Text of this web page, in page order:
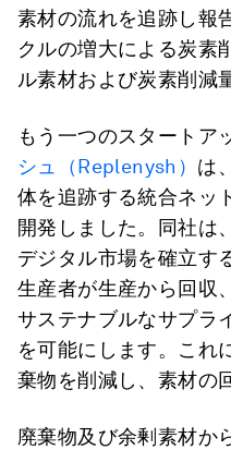
素材の流れを追跡し報
クルの増大による炭素
ル素材および炭素削減
もう一つのスタートア
シュ（Replenysh） は
体を追跡する統合ネッ
開発しました。同社は
デジタル市場を確立す
生産者が生産から回収
サステナブルなサプラ
を可能にします。これ
棄物を削減し、素材の
廃棄物及び余剰素材か